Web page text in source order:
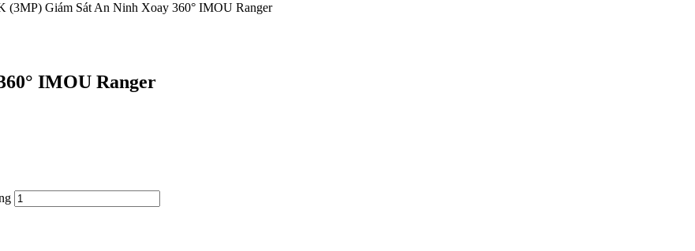
(3MP) Giám Sát An Ninh Xoay 360° IMOU Ranger
IMOU Ranger